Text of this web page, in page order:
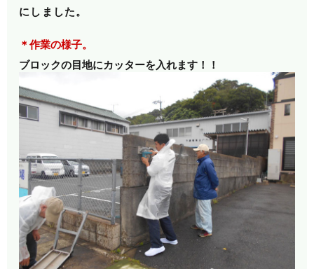
にしました。
＊作業の様子。
ブロックの目地にカッターを入れます！！